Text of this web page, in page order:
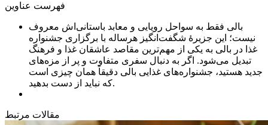
فهرست عناوین
بالی فقط به سواحل رویایی و معابد باستانی‌اش معروف
نیست؛ این جزیرهٔ شگفت‌انگیز هرساله با برگزاری جشنواره
غذا در بالی به یکی از مهم‌ترین مقاصد عاشقان غذا و فرهنگ
تبدیل می‌شود. اگر به دنبال سفری متفاوت و پر از مزه‌های
جدید هستید، جشنواره‌های غذایی بالی دقیقاً همان چیزی است
که نباید از دست بدهید.
مقالات مرتبط